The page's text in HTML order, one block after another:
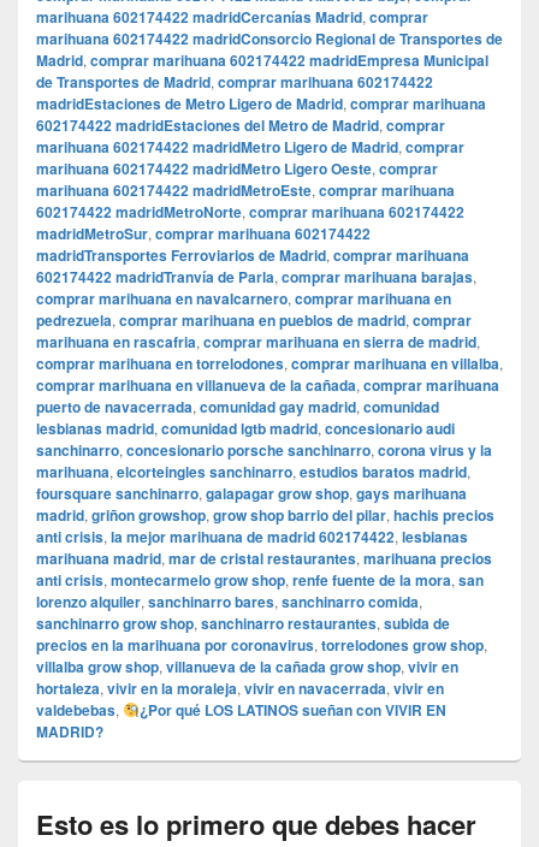
marihuana 602174422 madridCercanías Madrid, comprar
marihuana 602174422 madridConsorcio Regional de Transportes de
Madrid, comprar marihuana 602174422 madridEmpresa Municipal
de Transportes de Madrid, comprar marihuana 602174422
madridEstaciones de Metro Ligero de Madrid, comprar marihuana
602174422 madridEstaciones del Metro de Madrid, comprar
marihuana 602174422 madridMetro Ligero de Madrid, comprar
marihuana 602174422 madridMetro Ligero Oeste, comprar
marihuana 602174422 madridMetroEste, comprar marihuana
602174422 madridMetroNorte, comprar marihuana 602174422
madridMetroSur, comprar marihuana 602174422
madridTransportes Ferroviarios de Madrid, comprar marihuana
602174422 madridTranvía de Parla, comprar marihuana barajas,
comprar marihuana en navalcarnero, comprar marihuana en
pedrezuela, comprar marihuana en pueblos de madrid, comprar
marihuana en rascafria, comprar marihuana en sierra de madrid,
comprar marihuana en torrelodones, comprar marihuana en villalba,
comprar marihuana en villanueva de la cañada, comprar marihuana
puerto de navacerrada, comunidad gay madrid, comunidad
lesbianas madrid, comunidad lgtb madrid, concesionario audi
sanchinarro, concesionario porsche sanchinarro, corona virus y la
marihuana, elcorteingles sanchinarro, estudios baratos madrid,
foursquare sanchinarro, galapagar grow shop, gays marihuana
madrid, griñon growshop, grow shop barrio del pilar, hachis precios
anti crisis, la mejor marihuana de madrid 602174422, lesbianas
marihuana madrid, mar de cristal restaurantes, marihuana precios
anti crisis, montecarmelo grow shop, renfe fuente de la mora, san
lorenzo alquiler, sanchinarro bares, sanchinarro comida,
sanchinarro grow shop, sanchinarro restaurantes, subida de
precios en la marihuana por coronavirus, torrelodones grow shop,
villalba grow shop, villanueva de la cañada grow shop, vivir en
hortaleza, vivir en la moraleja, vivir en navacerrada, vivir en
valdebebas,
¿Por qué LOS LATINOS sueñan con VIVIR EN
MADRID?
Esto es lo primero que debes hacer